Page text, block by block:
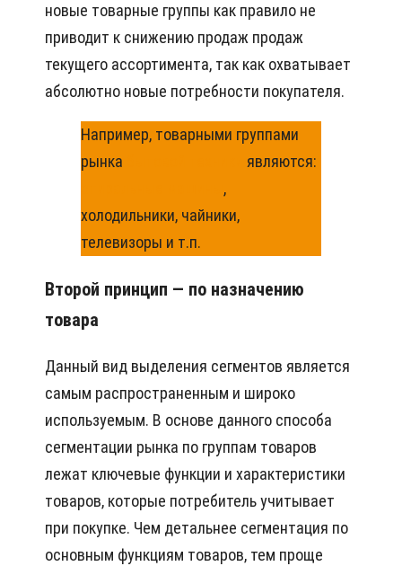
новые товарные группы как правило не
приводит к снижению продаж продаж
текущего ассортимента, так как охватывает
абсолютно новые потребности покупателя.
Например, товарными группами
рынка
являются:
,
холодильники, чайники,
телевизоры и т.п.
Второй принцип — по назначению
товара
Данный вид выделения сегментов является
самым распространенным и широко
используемым. В основе данного способа
сегментации рынка по группам товаров
лежат ключевые функции и характеристики
товаров, которые потребитель учитывает
при покупке. Чем детальнее сегментация по
основным функциям товаров, тем проще